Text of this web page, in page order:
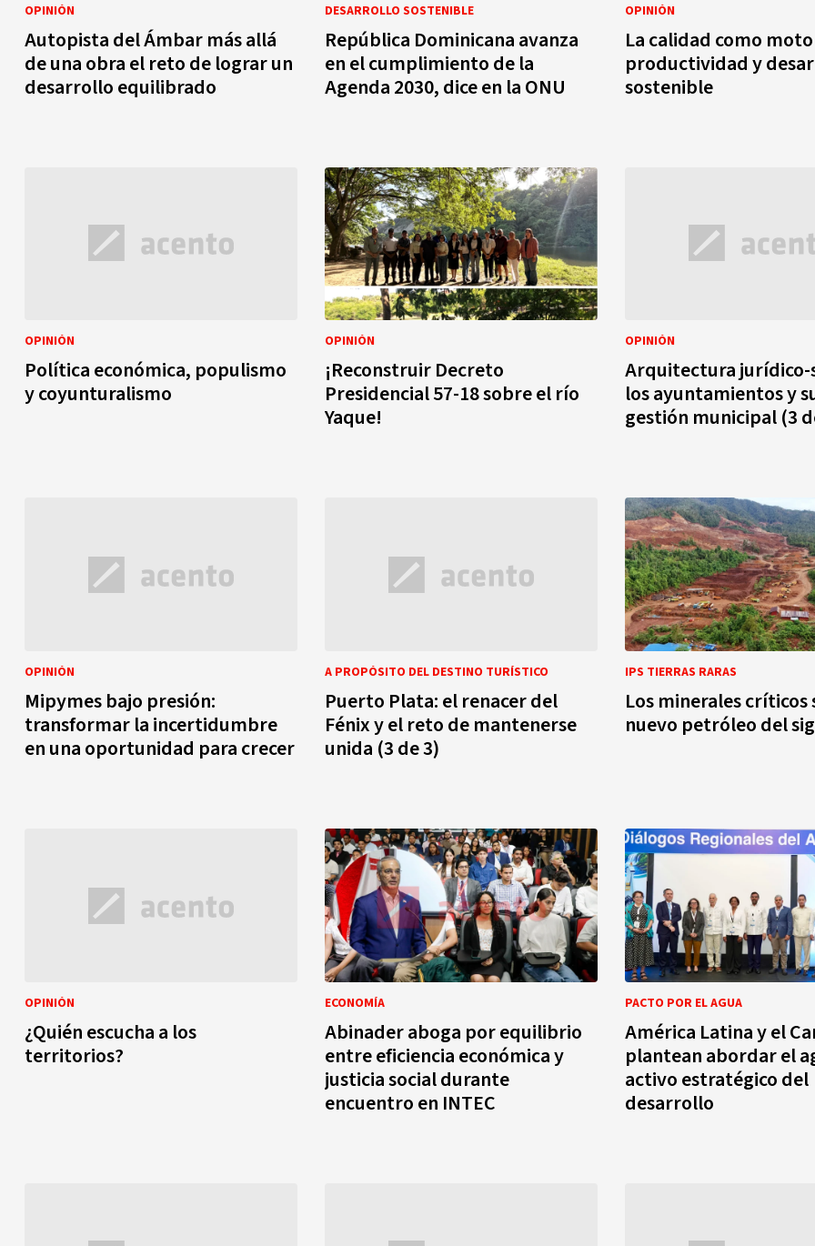
OPINIÓN
Autopista del Ámbar más allá
de una obra el reto de lograr un
desarrollo equilibrado
DESARROLLO SOSTENIBLE
República Dominicana avanza
en el cumplimiento de la
Agenda 2030, dice en la ONU
OPINIÓN
La calidad como
productividad y
sostenible
OPINIÓN
Política económica, populismo
y coyunturalismo
OPINIÓN
¡Reconstruir Decreto
Presidencial 57-18 sobre el río
Yaque!
OPINIÓN
Arquitectura jurídico-
los ayuntamientos y
gestión municipal (3
OPINIÓN
Mipymes bajo presión:
transformar la incertidumbre
en una oportunidad para crecer
A PROPÓSITO DEL DESTINO TURÍSTICO
Puerto Plata: el renacer del
Fénix y el reto de mantenerse
unida (3 de 3)
IPS TIERRAS RARAS
Los minerales críticos
nuevo petróleo del
OPINIÓN
¿Quién escucha a los
territorios?
ECONOMÍA
Abinader aboga por equilibrio
entre eficiencia económica y
justicia social durante
encuentro en INTEC
PACTO POR EL AGUA
América Latina y el
plantean abordar el
activo estratégico del
desarrollo